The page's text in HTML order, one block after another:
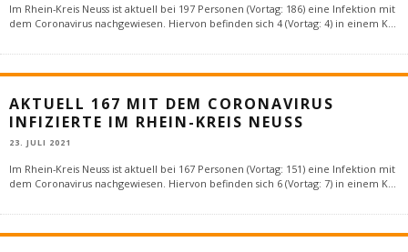
Im Rhein-Kreis Neuss ist aktuell bei 197 Personen (Vortag: 186) eine Infektion mit
dem Coronavirus nachgewiesen. Hiervon befinden sich 4 (Vortag: 4) in einem K
AKTUELL 167 MIT DEM CORONAVIRUS
INFIZIERTE IM RHEIN-KREIS NEUSS
23. JULI 2021
Im Rhein-Kreis Neuss ist aktuell bei 167 Personen (Vortag: 151) eine Infektion mit
dem Coronavirus nachgewiesen. Hiervon befinden sich 6 (Vortag: 7) in einem K